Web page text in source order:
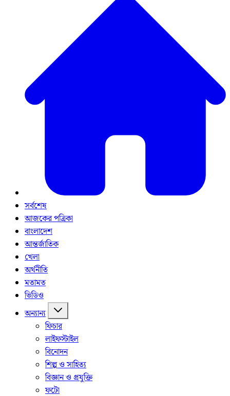
সর্বশেষ
আজকের পত্রিকা
বাংলাদেশ
আন্তর্জাতিক
খেলা
অর্থনীতি
মতামত
ভিডিও
অন্যান্য
ফিচার
লাইফস্টাইল
বিনোদন
শিল্প ও সাহিত্য
বিজ্ঞান ও প্রযুক্তি
ফটো